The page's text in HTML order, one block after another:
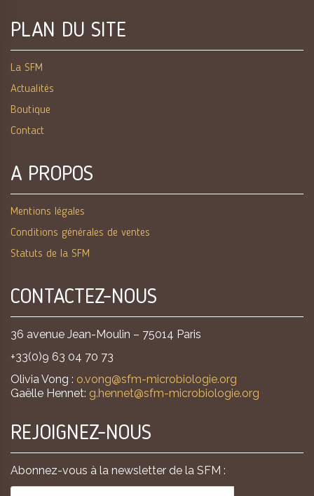
PLAN DU SITE
La SFM
Actualités
Boutique
Contact
A PROPOS
Mentions légales
Conditions générales de ventes
Statuts de la SFM
CONTACTEZ-NOUS
36 avenue Jean-Moulin – 75014 Paris
+33(0)9 63 04 70 73
Olivia Vong : o.vong@sfm-microbiologie.org
Gaëlle Hennet: g.hennet@sfm-microbiologie.org
REJOIGNEZ-NOUS
Abonnez-vous à la newsletter de la SFM :